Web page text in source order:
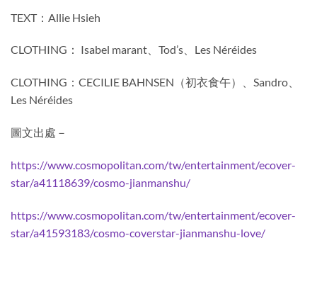
TEXT：Allie Hsieh
CLOTHING： Isabel marant、Tod’s、Les Néréides
CLOTHING：CECILIE BAHNSEN（初衣食午）、Sandro、
Les Néréides
圖文出處－
https://www.cosmopolitan.com/tw/entertainment/ecover-
star/a41118639/cosmo-jianmanshu/
https://www.cosmopolitan.com/tw/entertainment/ecover-
star/a41593183/cosmo-coverstar-jianmanshu-love/